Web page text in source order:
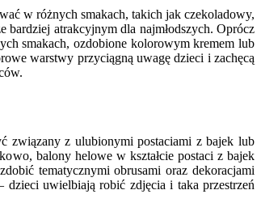
w różnych smakach, takich jak czekoladowy,
atrakcyjnym dla najmłodszych. Oprócz
smakach, ozdobione kolorowym kremem lub
warstwy przyciągną uwagę dzieci i zachęcą
związany z ulubionymi postaciami z bajek lub
balony helowe w kształcie postaci z bajek
tematycznymi obrusami oraz dekoracjami
uwielbiają robić zdjęcia i taka przestrzeń